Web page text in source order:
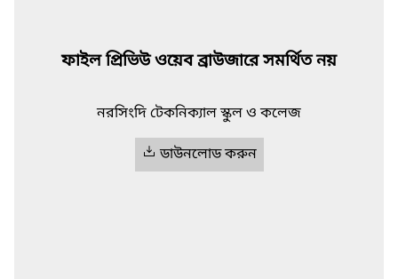
ফাইল প্রিভিউ ওয়েব ব্রাউজারে সমর্থিত নয়
নরসিংদি টেকনিক্যাল স্কুল ও কলেজ
ডাউনলোড করুন